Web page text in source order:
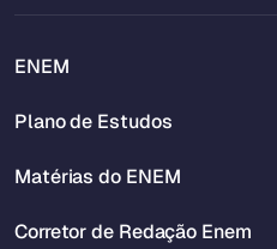
ENEM
Plano de Estudos
Matérias do ENEM
Corretor de Redação Enem